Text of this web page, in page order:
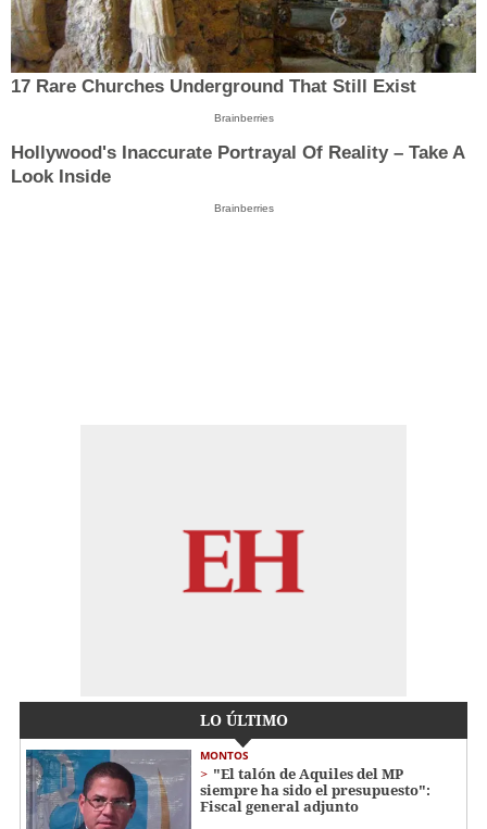
17 Rare Churches Underground That Still Exist
Brainberries
Hollywood's Inaccurate Portrayal Of Reality – Take A
Look Inside
Brainberries
LO ÚLTIMO
MONTOS
"El talón de Aquiles del MP
siempre ha sido el presupuesto":
Fiscal general adjunto